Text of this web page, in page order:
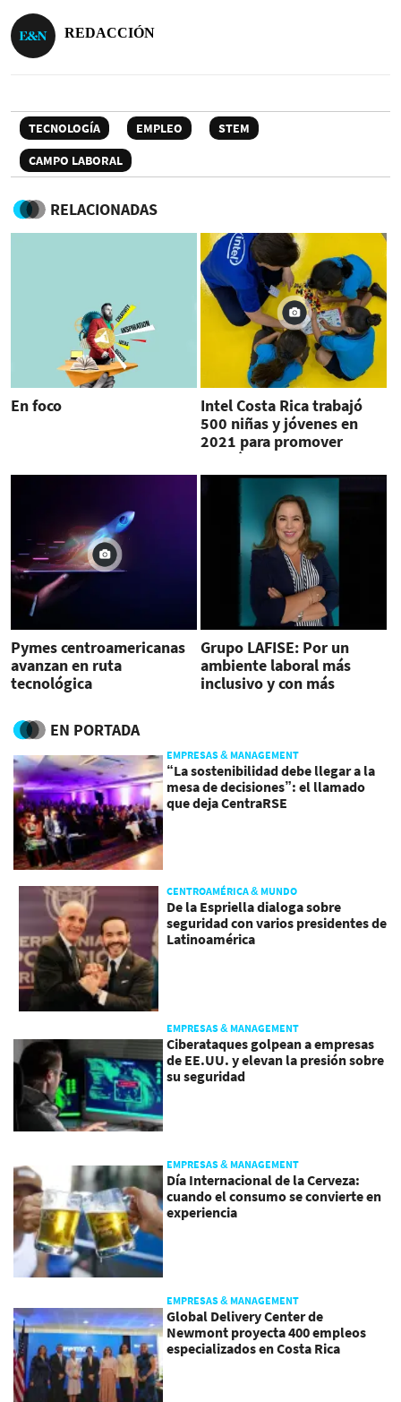
REDACCIÓN
TECNOLOGÍA EMPLEO
STEM
CAMPO LABORAL
RELACIONADAS
En foco
Intel Costa Rica trabajó
500 niñas y jóvenes en
2021 para promover
interés STEM
Pymes centroamericanas
avanzan en ruta
tecnológica
Grupo LAFISE: Por un
ambiente laboral más
inclusivo y con más
EN PORTADA
EMPRESAS & MANAGEMENT
“La sostenibilidad debe llegar a la
mesa de decisiones”: el llamado
que deja CentraRSE
CENTROAMÉRICA & MUNDO
De la Espriella dialoga sobre
seguridad con varios presidentes de
Latinoamérica
EMPRESAS & MANAGEMENT
Ciberataques golpean a empresas
de EE.UU. y elevan la presión sobre
su seguridad
EMPRESAS & MANAGEMENT
Día Internacional de la Cerveza:
cuando el consumo se convierte en
experiencia
EMPRESAS & MANAGEMENT
Global Delivery Center de
Newmont proyecta 400 empleos
especializados en Costa Rica